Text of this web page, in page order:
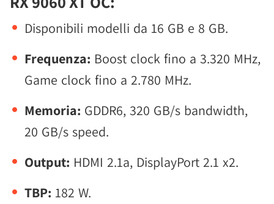
Disponibili modelli da 16 GB e 8 GB.
Frequenza: Boost clock fino a 3.320 MHz,
Game clock fino a 2.780 MHz.
Memoria: GDDR6, 320 GB/s bandwidth,
20 GB/s speed.
Output: HDMI 2.1a, DisplayPort 2.1 x2.
TBP: 182 W.